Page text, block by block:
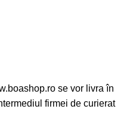
se vor livra în
firmei de curierat